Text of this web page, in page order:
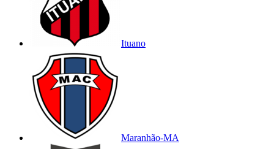
Ituano
Maranhão-MA